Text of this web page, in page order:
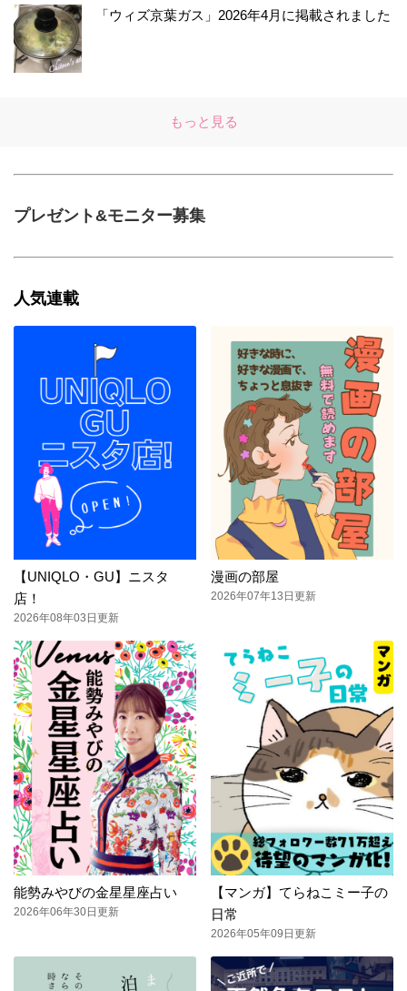
「ウィズ京葉ガス」2026年4月に掲載されました
もっと見る
プレゼント&モニター募集
人気連載
【UNIQLO・GU】ニスタ
店！
2026年08年03日更新
漫画の部屋
2026年07年13日更新
能勢みやびの金星星座占い
2026年06年30日更新
【マンガ】てらねこミー子の
日常
2026年05年09日更新